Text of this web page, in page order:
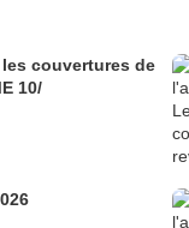
couvertures de
10/